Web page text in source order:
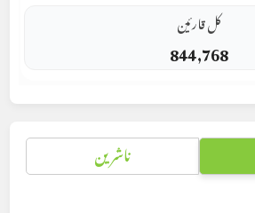
کل قارئین
844,768
ناشرین